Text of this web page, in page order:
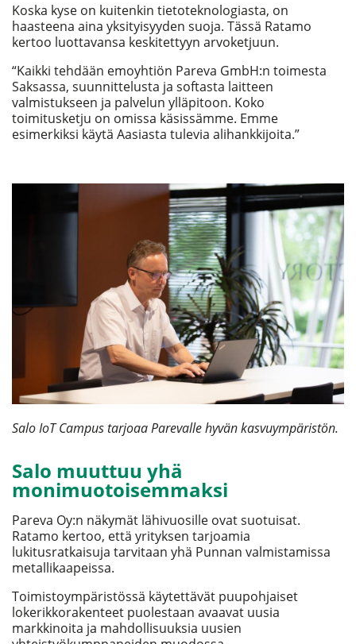
Koska kyse on kuitenkin tietoteknologiasta, on
haasteena aina yksityisyyden suoja. Tässä Ratamo
kertoo luottavansa keskitettyyn arvoketjuun.
“Kaikki tehdään emoyhtiön Pareva GmbH:n toimesta
Saksassa, suunnittelusta ja softasta laitteen
valmistukseen ja palvelun ylläpitoon. Koko
toimitusketju on omissa käsissämme. Emme
esimerkiksi käytä Aasiasta tulevia alihankkijoita.”
Salo IoT Campus tarjoaa Parevalle hyvän kasvuympäristön.
Salo muuttuu yhä
monimuotoisemmaksi
Pareva Oy:n näkymät lähivuosille ovat suotuisat.
Ratamo kertoo, että yrityksen tarjoamia
lukitusratkaisuja tarvitaan yhä Punnan valmistamissa
metallikaapeissa.
Toimistoympäristössä käytettävät puupohjaiset
lokerikkorakenteet puolestaan avaavat uusia
markkinoita ja mahdollisuuksia uusien